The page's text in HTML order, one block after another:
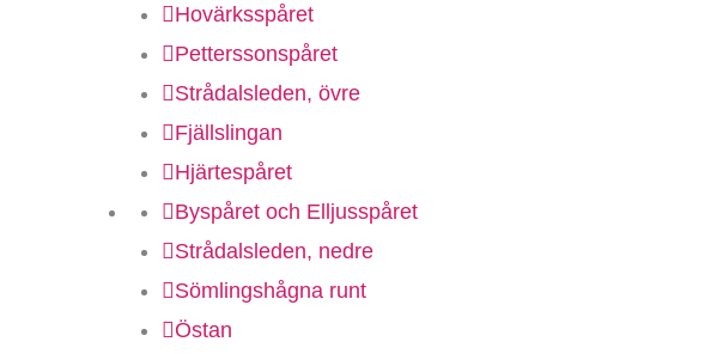
Hovärksspåret
Petterssonspåret
Strådalsleden, övre
Fjällslingan
Hjärtespåret
Byspåret och Elljusspåret
Strådalsleden, nedre
Sömlingshågna runt
Östan